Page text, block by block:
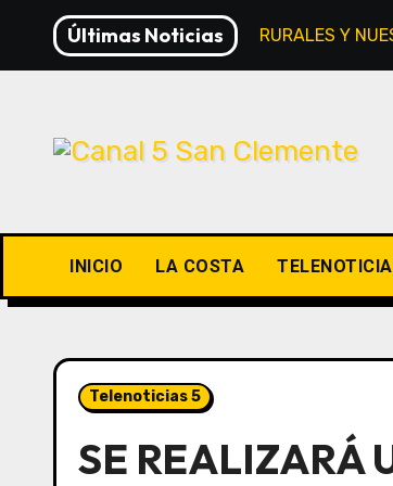
contenido
Últimas Noticias
LA LEY DE TIERRAS RURALES Y
INICIO LA COSTA
Telenoticias 5
SE REALIZARÁ